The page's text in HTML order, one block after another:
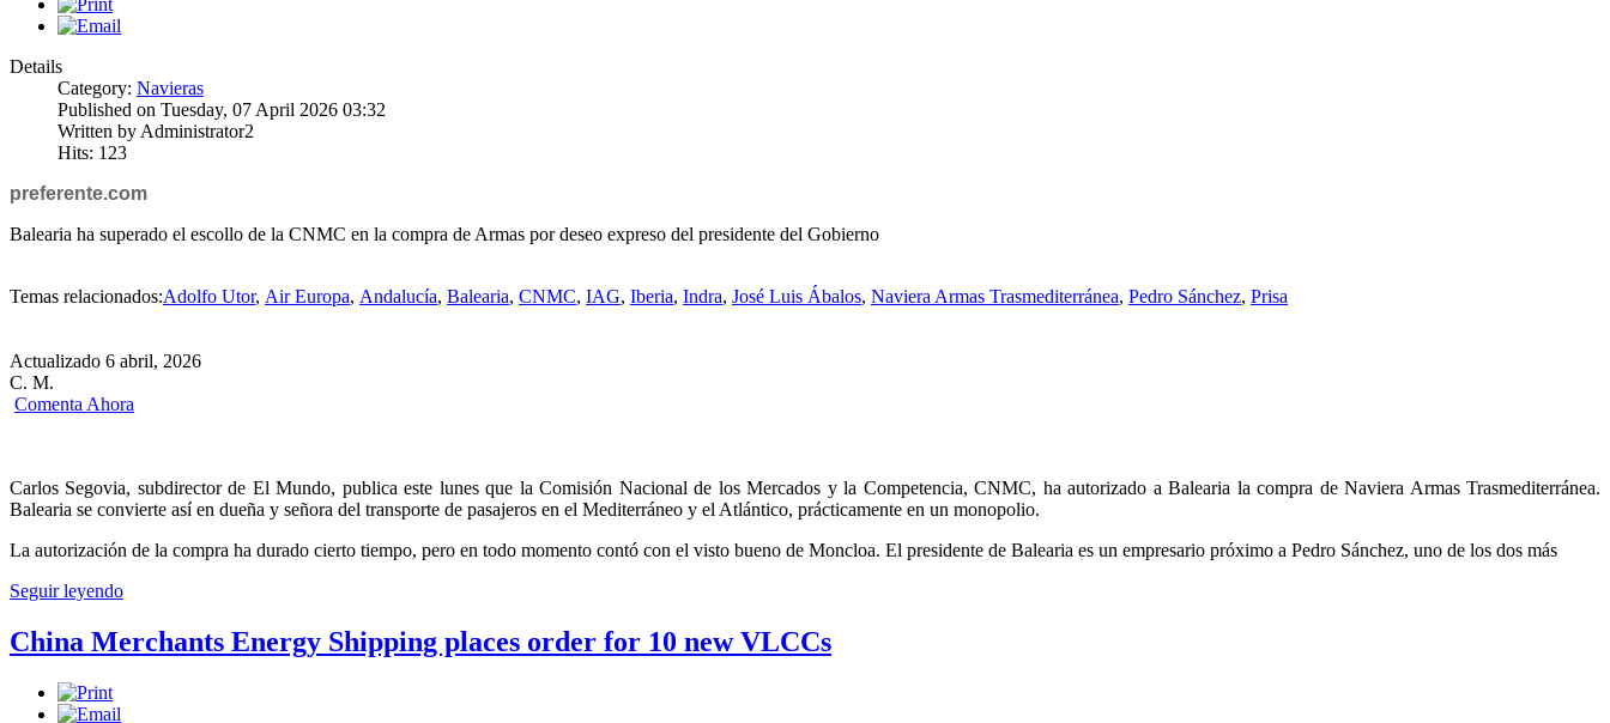
Details
Category: Navieras
Published on Tuesday, 07 April 2026 03:32
Written by Administrator2
Hits: 123
preferente.com
Balearia ha superado el escollo de la CNMC en la compra de Armas por deseo expreso del presidente del Gobierno
Temas relacionados:Adolfo Utor, Air Europa, Andalucía, Balearia, CNMC, IAG, Iberia, Indra, José Luis Ábalos, Naviera Armas Trasmediterránea, Pedro Sánchez, Prisa
Actualizado 6 abril, 2026
C. M.
Comenta Ahora
Carlos Segovia, subdirector de El Mundo, publica este lunes que la Comisión Nacional de los Mercados y la Competencia, CNMC, ha autorizado a Balearia la compra de Naviera Armas Trasmediterránea.
Balearia se convierte así en dueña y señora del transporte de pasajeros en el Mediterráneo y el Atlántico, prácticamente en un monopolio.
La autorización de la compra ha durado cierto tiempo, pero en todo momento contó con el visto bueno de Moncloa. El presidente de Balearia es un empresario próximo a Pedro Sánchez, uno de los dos más
Seguir leyendo
China Merchants Energy Shipping places order for 10 new VLCCs